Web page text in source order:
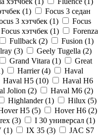
(1)
Focus 3 седан
3 хэтчбек (1)
Focus
Focus хэтчбек (1)
Forenza
Fullback (2) Fusion (1)
(3) Geely Tugella (2)
Grand Vitara (1)
Great
) Harrier (4)
Haval
Haval H5 (10)
Haval H6
Jolion (2) Haval M6 (2)
Highlander (1) Hilux (5)
H5 (5) Hover H6 (2)
(3) I 30 универсал (1)
(1) IX 35 (3)
JAC S7